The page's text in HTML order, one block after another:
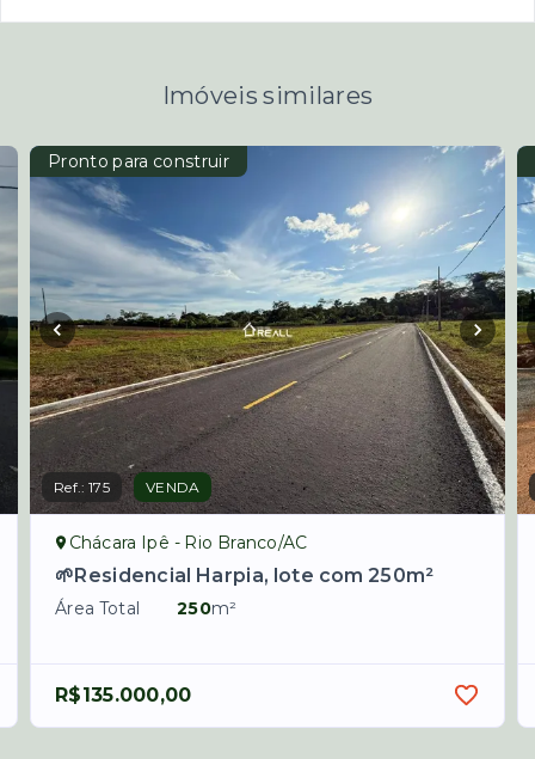
Imóveis similares
Pronto para construir
Ref.:175 VENDA
Chácara Ipê - Rio Branco/AC
🌱Residencial Harpia, lote com 250m²
Área Total 250m²
R$135.000,00